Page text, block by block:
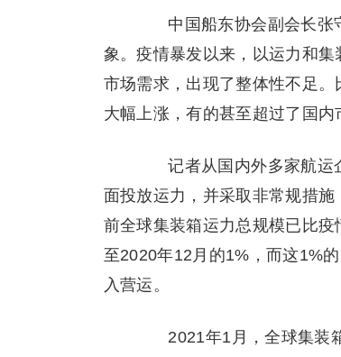
中国船东协会副会长张守
象。疫情暴发以来，以运力和
市场需求，出现了整体性不足
大幅上涨，有的甚至超过了国内
记者从国内外多家航运企
面投放运力，并采取非常规措
前全球集装箱运力总规模已比
至2020年12月的1%，而这1%
入营运。
2021年1月，全球集装箱